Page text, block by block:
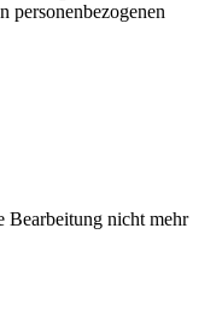
personenbezogenen
Bearbeitung nicht mehr